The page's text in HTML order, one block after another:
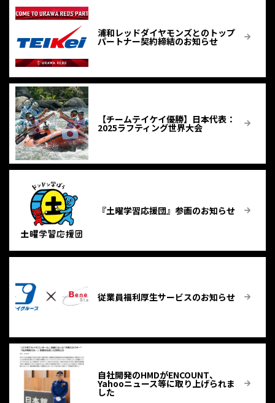
浦和レッドダイヤモンズとのトップ
パートナー契約締結のお知らせ
【チームテイケイ優勝】⽇本代表：
2025ラフティング世界大会
『土曜学習応援団』参画のお知らせ
従業員福利厚生サービスのお知らせ
自社開発のHMDがENCOUNT、
Yahooニュース等に取り上げられま
した